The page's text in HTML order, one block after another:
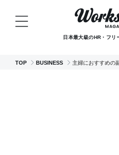
日本最大級のHR・フリ
TOP BUSINESS 主婦におすすめの